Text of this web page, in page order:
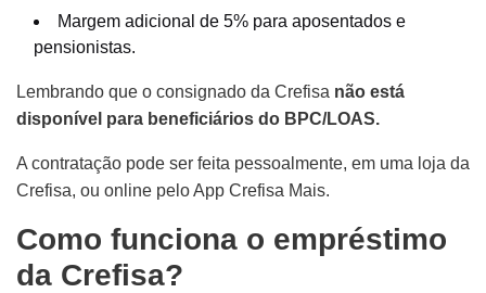
Margem adicional de 5% para aposentados e
pensionistas.
Lembrando que o consignado da Crefisa não está
disponível para beneficiários do BPC/LOAS.
A contratação pode ser feita pessoalmente, em uma loja da
Crefisa, ou online pelo App Crefisa Mais.
Como funciona o empréstimo
da Crefisa?